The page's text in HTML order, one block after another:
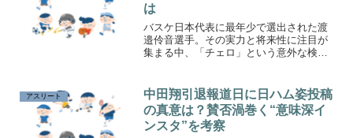
は
バスケ日本代表に最年少で選出された渡
邉伶音選手。その実力と将来性に注目が
集まる中、「チェロ」という意外な検索
アスリート
中田翔引退報道日に日ハム姿投稿
の真意は？賛否渦巻く“意味深イ
ンスタ”を考察